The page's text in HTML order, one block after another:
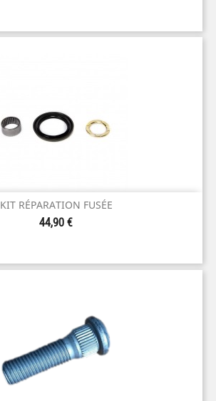
KIT RÉPARATION FUSÉE
Prix
44,90 €